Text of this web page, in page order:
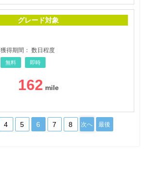
グレード対象
獲得期間： 数日程度
無料 即時
162
4 5 6 7 8 次へ 最後